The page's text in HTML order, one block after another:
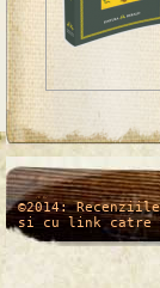
/* */
©2014:
si cu link catre